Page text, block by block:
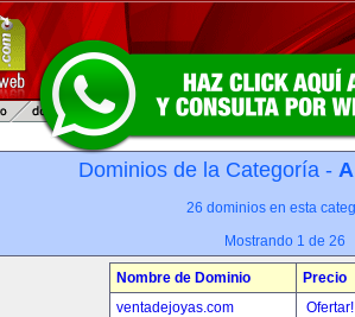
Dominios de la Categoría -
26 dominios en esta
Mostrando 1 de 26
Nombre de Dominio
Precio
ventadejoyas.com